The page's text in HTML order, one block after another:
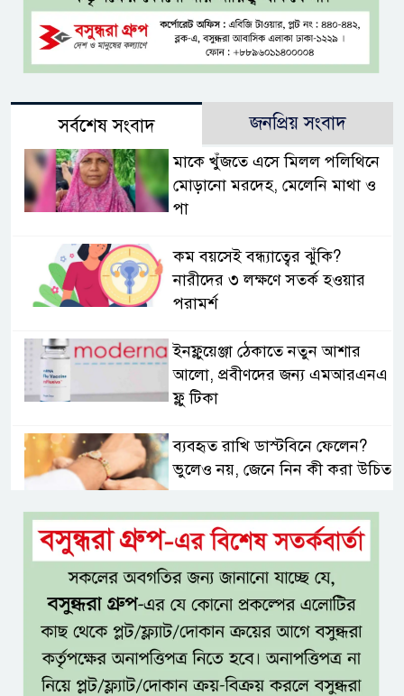
সর্বশেষ সংবাদ জনপ্রিয় সংবাদ
মাকে খুঁজতে এসে মিলল পলিথিনে
মোড়ানো মরদেহ, মেলেনি মাথা ও
পা
কম বয়সেই বন্ধ্যাত্বের ঝুঁকি?
নারীদের ৩ লক্ষণে সতর্ক হওয়ার
পরামর্শ
ইনফ্লুয়েঞ্জা ঠেকাতে নতুন আশার
আলো, প্রবীণদের জন্য এমআরএনএ
ফ্লু টিকা
ব্যবহৃত রাখি ডাস্টবিনে ফেলেন?
ভুলেও নয়, জেনে নিন কী করা উচিত
বেসরকারি জ্বালানি তেল আমদানিতে
বিশেষ সুবিধার অভিযোগ ভিত্তিহীন:
জ্বালানি বিভাগ
শেখ হাসিনা চাইলেই কি দেশে
ফিরতে পারবেন?